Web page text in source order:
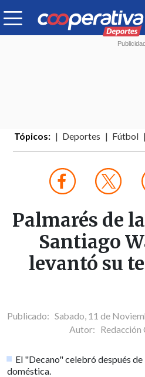
Tópicos: Deportes Fútbol
Palmarés de
Santiago
levantó su
Publicado: Sabado, 11 de
Autor:
El "Decano" celebró después de
doméstica.